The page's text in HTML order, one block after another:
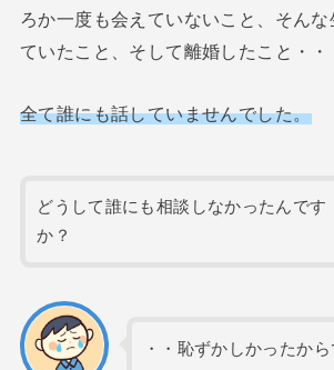
ろか一度も会えていないこと、そん
ていたこと、そして離婚したこと・・
全て誰にも話していませんでした。
どうして誰にも相談しなかったんです
か？
・・恥ずかしかったから